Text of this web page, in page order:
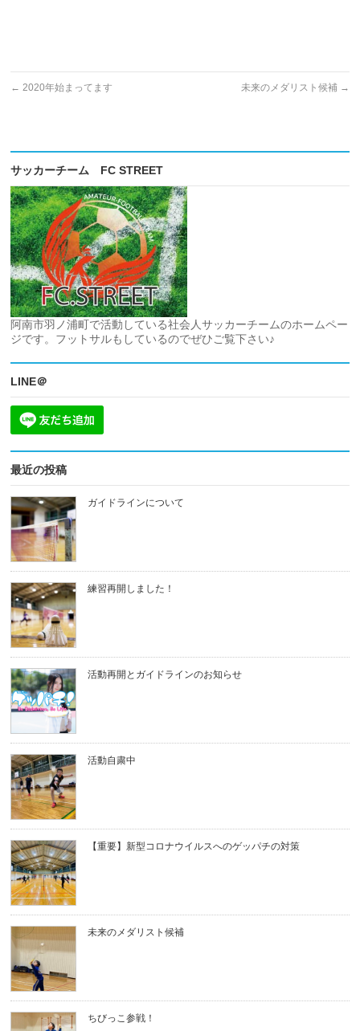
← 2020年始まってます 未来のメダリスト候補 →
サッカーチーム FC STREET
阿南市羽ノ浦町で活動している社会人サッカーチームのホームペー
ジです。フットサルもしているのでぜひご覧下さい♪
LINE＠
最近の投稿
ガイドラインについて
練習再開しました！
活動再開とガイドラインのお知らせ
活動自粛中
【重要】新型コロナウイルスへのゲッパチの対策
未来のメダリスト候補
ちびっこ参戦！